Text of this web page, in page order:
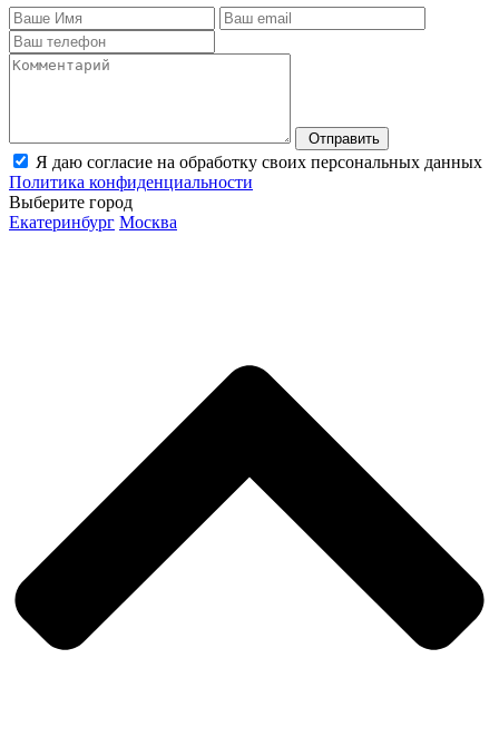
Отправить
Я даю согласие на обработку своих персональных данных
Политика конфиденциальности
Выберите город
Екатеринбург Москва